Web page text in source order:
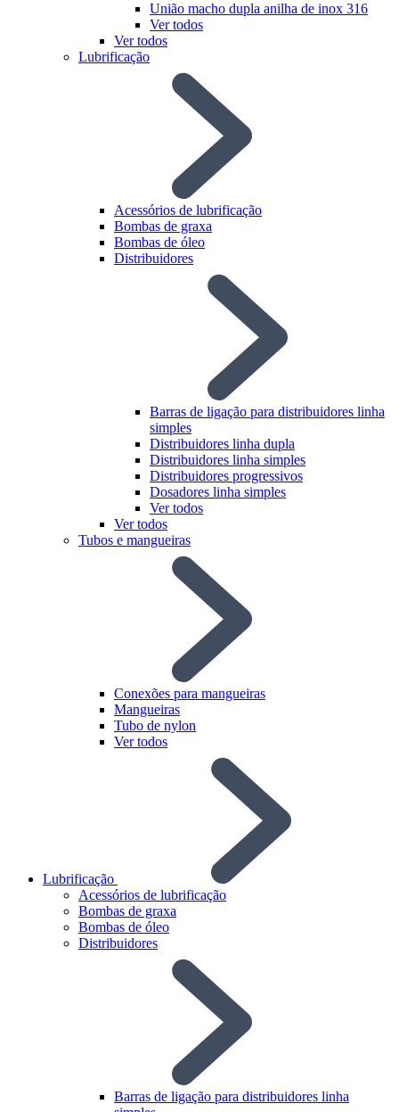
União macho dupla anilha de inox 316
Ver todos
Ver todos
Lubrificação
Acessórios de lubrificação
Bombas de graxa
Bombas de óleo
Distribuidores
Barras de ligação para distribuidores linha
simples
Distribuidores linha dupla
Distribuidores linha simples
Distribuidores progressivos
Dosadores linha simples
Ver todos
Ver todos
Tubos e mangueiras
Conexões para mangueiras
Mangueiras
Tubo de nylon
Ver todos
Lubrificação
Acessórios de lubrificação
Bombas de graxa
Bombas de óleo
Distribuidores
Barras de ligação para distribuidores linha